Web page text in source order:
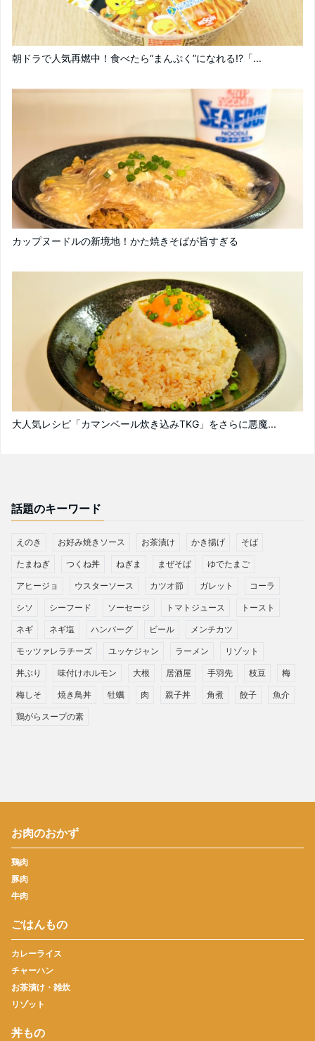
朝ドラで人気再燃中！食べたら“まんぷく”になれる!?「...
カップヌードルの新境地！かた焼きそばが旨すぎる
大人気レシピ「カマンベール炊き込みTKG」をさらに悪魔...
話題のキーワード
えのき お好み焼きソース お茶漬け かき揚げ そば
たまねぎ つくね丼 ねぎま まぜそば ゆでたまご
アヒージョ ウスターソース カツオ節 ガレット コーラ
シソ シーフード ソーセージ トマトジュース トースト
ネギ ネギ塩 ハンバーグ ビール メンチカツ
モッツァレラチーズ ユッケジャン ラーメン リゾット
丼ぶり 味付けホルモン 大根 居酒屋 手羽先 枝豆 梅
梅しそ 焼き鳥丼 牡蠣 肉 親子丼 角煮 餃子 魚介
鶏がらスープの素
お肉のおかず
鶏肉
豚肉
牛肉
ごはんもの
カレーライス
チャーハン
お茶漬け・雑炊
リゾット
丼もの